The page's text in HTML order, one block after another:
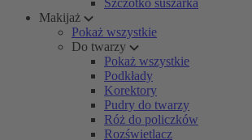
Szczotko suszarka
Makijaż
Pokaż wszystkie
Do twarzy
Pokaż wszystkie
Podkłady
Korektory
Pudry do twarzy
Róż do policzków
Rozświetlacz